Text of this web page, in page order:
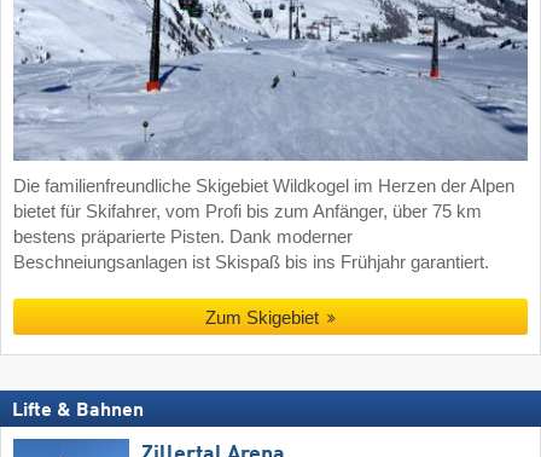
Die familienfreundliche Skigebiet Wildkogel im Herzen der Alpen
bietet für Skifahrer, vom Profi bis zum Anfänger, über 75 km
bestens präparierte Pisten. Dank moderner
Beschneiungsanlagen ist Skispaß bis ins Frühjahr garantiert.
Zum Skigebiet
Lifte & Bahnen